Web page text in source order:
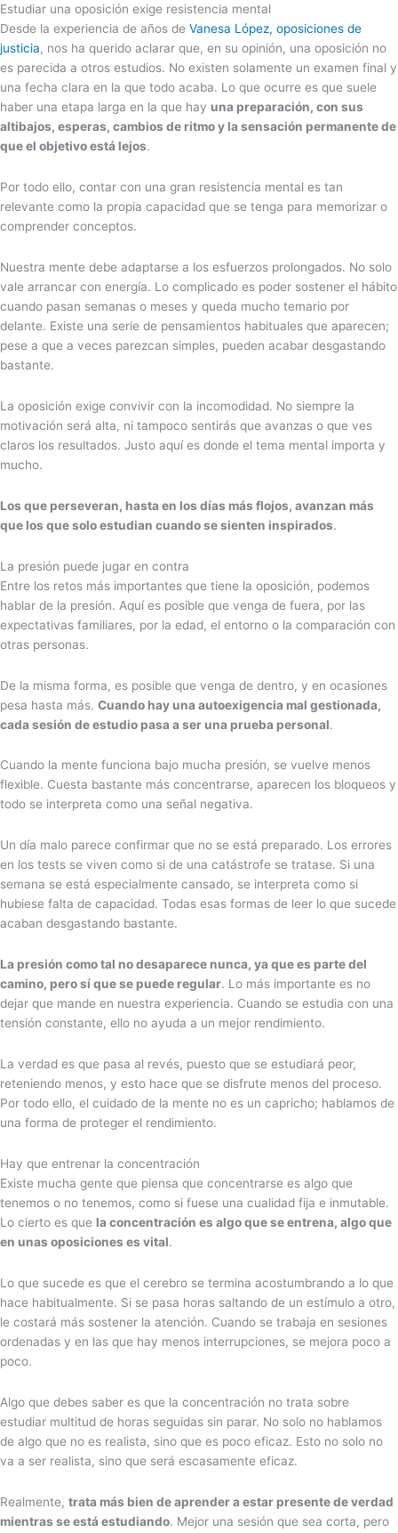
Estudiar una oposición exige resistencia mental
Desde la experiencia de años de Vanesa López, oposiciones de
justicia, nos ha querido aclarar que, en su opinión, una oposición no
es parecida a otros estudios. No existen solamente un examen final y
una fecha clara en la que todo acaba. Lo que ocurre es que suele
haber una etapa larga en la que hay una preparación, con sus
altibajos, esperas, cambios de ritmo y la sensación permanente de
que el objetivo está lejos.
Por todo ello, contar con una gran resistencia mental es tan
relevante como la propia capacidad que se tenga para memorizar o
comprender conceptos.
Nuestra mente debe adaptarse a los esfuerzos prolongados. No solo
vale arrancar con energía. Lo complicado es poder sostener el hábito
cuando pasan semanas o meses y queda mucho temario por
delante. Existe una serie de pensamientos habituales que aparecen;
pese a que a veces parezcan simples, pueden acabar desgastando
bastante.
La oposición exige convivir con la incomodidad. No siempre la
motivación será alta, ni tampoco sentirás que avanzas o que ves
claros los resultados. Justo aquí es donde el tema mental importa y
mucho.
Los que perseveran, hasta en los días más flojos, avanzan más
que los que solo estudian cuando se sienten inspirados.
La presión puede jugar en contra
Entre los retos más importantes que tiene la oposición, podemos
hablar de la presión. Aquí es posible que venga de fuera, por las
expectativas familiares, por la edad, el entorno o la comparación con
otras personas.
De la misma forma, es posible que venga de dentro, y en ocasiones
pesa hasta más. Cuando hay una autoexigencia mal gestionada,
cada sesión de estudio pasa a ser una prueba personal.
Cuando la mente funciona bajo mucha presión, se vuelve menos
flexible. Cuesta bastante más concentrarse, aparecen los bloqueos y
todo se interpreta como una señal negativa.
Un día malo parece confirmar que no se está preparado. Los errores
en los tests se viven como si de una catástrofe se tratase. Si una
semana se está especialmente cansado, se interpreta como si
hubiese falta de capacidad. Todas esas formas de leer lo que sucede
acaban desgastando bastante.
La presión como tal no desaparece nunca, ya que es parte del
camino, pero sí que se puede regular. Lo más importante es no
dejar que mande en nuestra experiencia. Cuando se estudia con una
tensión constante, ello no ayuda a un mejor rendimiento.
La verdad es que pasa al revés, puesto que se estudiará peor,
reteniendo menos, y esto hace que se disfrute menos del proceso.
Por todo ello, el cuidado de la mente no es un capricho; hablamos de
una forma de proteger el rendimiento.
Hay que entrenar la concentración
Existe mucha gente que piensa que concentrarse es algo que
tenemos o no tenemos, como si fuese una cualidad fija e inmutable.
Lo cierto es que la concentración es algo que se entrena, algo que
en unas oposiciones es vital.
Lo que sucede es que el cerebro se termina acostumbrando a lo que
hace habitualmente. Si se pasa horas saltando de un estímulo a otro,
le costará más sostener la atención. Cuando se trabaja en sesiones
ordenadas y en las que hay menos interrupciones, se mejora poco a
poco.
Algo que debes saber es que la concentración no trata sobre
estudiar multitud de horas seguidas sin parar. No solo no hablamos
de algo que no es realista, sino que es poco eficaz. Esto no solo no
va a ser realista, sino que será escasamente eficaz.
Realmente, trata más bien de aprender a estar presente de verdad
mientras se está estudiando. Mejor una sesión que sea corta, pero